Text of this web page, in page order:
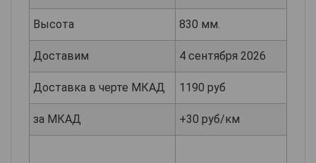
Высота 830 мм.
Доставим 4 сентября 2026
Доставка в черте МКАД 1190 руб
за МКАД +30 руб/км